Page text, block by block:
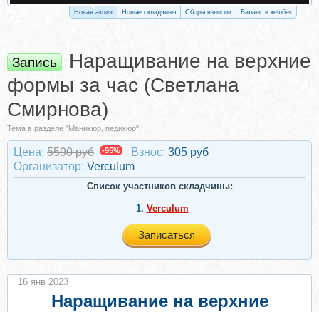
Новая акция Новые складчины Сборы взносов Баланс и кешбек
Запись
Наращивание на верхние
формы за час (Светлана
Смирнова)
Тема в разделе "Маникюр, педикюр"
Цена: 5590 руб -95% Взнос: 305 руб
Организатор: Verculum
Список участников складчины:
1. Verculum
Записаться
Наращивание на верхние
16 янв 2023